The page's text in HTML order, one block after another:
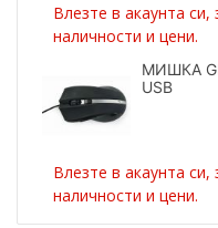
Влезте в акаунта си,
наличности и цени.
МИШКА
USB
Влезте в акаунта си,
наличности и цени.